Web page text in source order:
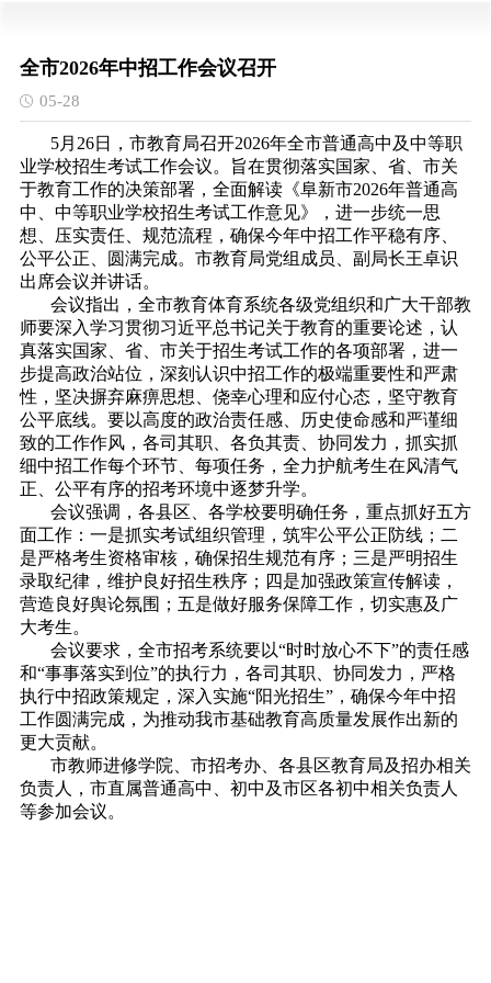
全市2026年中招工作会议召开
05-28
5月26日，市教育局召开2026年全市普通高中及中等职
业学校招生考试工作会议。旨在贯彻落实国家、省、市关
于教育工作的决策部署，全面解读《阜新市2026年普通高
中、中等职业学校招生考试工作意见》，进一步统一思
想、压实责任、规范流程，确保今年中招工作平稳有序、
公平公正、圆满完成。市教育局党组成员、副局长王卓识
出席会议并讲话。
会议指出，全市教育体育系统各级党组织和广大干部教
师要深入学习贯彻习近平总书记关于教育的重要论述，认
真落实国家、省、市关于招生考试工作的各项部署，进一
步提高政治站位，深刻认识中招工作的极端重要性和严肃
性，坚决摒弃麻痹思想、侥幸心理和应付心态，坚守教育
公平底线。要以高度的政治责任感、历史使命感和严谨细
致的工作作风，各司其职、各负其责、协同发力，抓实抓
细中招工作每个环节、每项任务，全力护航考生在风清气
正、公平有序的招考环境中逐梦升学。
会议强调，各县区、各学校要明确任务，重点抓好五方
面工作：一是抓实考试组织管理，筑牢公平公正防线；二
是严格考生资格审核，确保招生规范有序；三是严明招生
录取纪律，维护良好招生秩序；四是加强政策宣传解读，
营造良好舆论氛围；五是做好服务保障工作，切实惠及广
大考生。
会议要求，全市招考系统要以“时时放心不下”的责任感
和“事事落实到位”的执行力，各司其职、协同发力，严格
执行中招政策规定，深入实施“阳光招生”，确保今年中招
工作圆满完成，为推动我市基础教育高质量发展作出新的
更大贡献。
市教师进修学院、市招考办、各县区教育局及招办相关
负责人，市直属普通高中、初中及市区各初中相关负责人
等参加会议。